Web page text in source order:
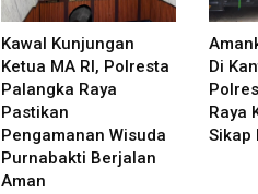
Kawal Kunjungan
Ketua MA RI, Polresta
Palangka Raya
Pastikan
Pengamanan Wisuda
Purnabakti Berjalan
Aman
Di
Raya
Sikap